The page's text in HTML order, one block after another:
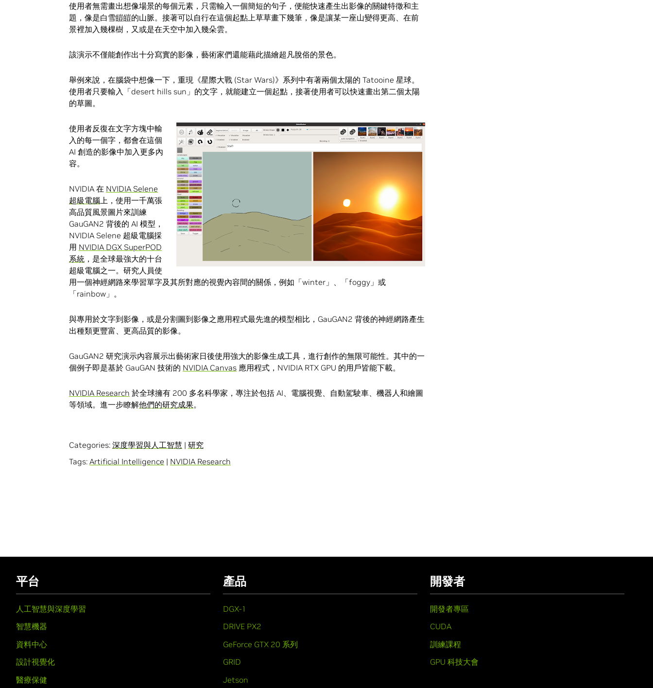
使用者無需畫出想像場景的每個元素，只需輸入一個簡短的句子，便能快速產生出影像的關鍵特徵和主
題，像是白雪皚皚的山脈。接著可以自行在這個起點上草草畫下幾筆，像是讓某一座山變得更高、在前
景裡加入幾棵樹，又或是在天空中加入幾朵雲。
該演示不僅能創作出十分寫實的影像，藝術家們還能藉此描繪超凡脫俗的景色。
舉例來說，在腦袋中想像一下，重現《星際大戰 (Star Wars)》系列中有著兩個太陽的 Tatooine 星球。
使用者只要輸入「desert hills sun」的文字，就能建立一個起點，接著使用者可以快速畫出第二個太陽
的草圖。
使用者反復在文字方塊中輸
入的每一個字，都會在這個
AI 創造的影像中加入更多內
容。
NVIDIA 在 NVIDIA Selene
超級電腦上，使用一千萬張
高品質風景圖片來訓練
GauGAN2 背後的 AI 模型，
NVIDIA Selene 超級電腦採
用 NVIDIA DGX SuperPOD
系統 ，是全球最強大的十台
超級電腦之一。研究人員使
用一個神經網路來學習單字及其所對應的視覺內容間的關係，例如「winter」、「foggy」或
「rainbow」。
與專用於文字到影像，或是分割圖到影像之應用程式最先進的模型相比，GauGAN2 背後的神經網路產生
出種類更豐富、更高品質的影像。
GauGAN2 研究演示內容展示出藝術家日後使用強大的影像生成工具，進行創作的無限可能性。其中的一
個例子即是基於 GauGAN 技術的 NVIDIA Canvas 應用程式，NVIDIA RTX GPU 的用戶皆能下載。
NVIDIA Research 於全球擁有 200 多名科學家，專注於包括 AI、電腦視覺、自動駕駛車、機器人和繪圖
等領域。進一步瞭解他們的研究成果。
Categories: 深度學習與人工智慧 | 研究
Tags: Artificial Intelligence | NVIDIA Research
平台
人工智慧與深度學習
智慧機器
資料中心
設計視覺化
醫療保健
產品
DGX-1
DRIVE PX2
GeForce GTX 20 系列
GRID
Jetson
開發者
開發者專區
CUDA
訓練課程
GPU 科技大會